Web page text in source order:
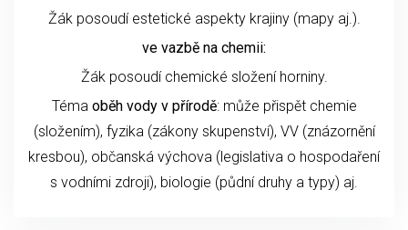
Žák posoudí estetické aspekty krajiny (mapy aj.).
ve vazbě na chemii:
Žák posoudí chemické složení horniny.
Téma oběh vody v přírodě: může přispět chemie
(složením), fyzika (zákony skupenství), VV (znázornění
kresbou), občanská výchova (legislativa o hospodaření
s vodními zdroji), biologie (půdní druhy a typy) aj.